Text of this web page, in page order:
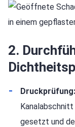
2.
Druckprüfung:
gesetzt und